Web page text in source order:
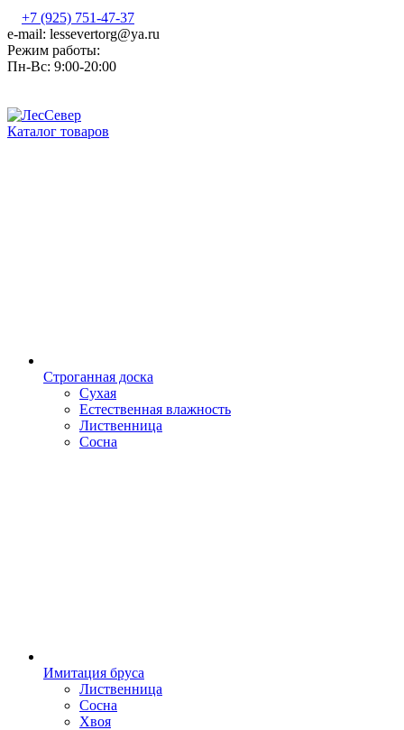
+7 (925) 751-47-37
e-mail: lessevertorg@ya.ru
Режим работы:
Пн-Вс: 9:00-20:00
Каталог товаров
Строганная доска
Сухая
Естественная влажность
Лиственница
Сосна
Имитация бруса
Лиственница
Сосна
Хвоя